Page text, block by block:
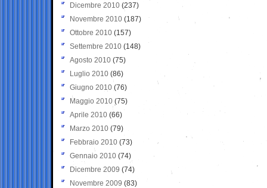
Dicembre 2010 (237)
Novembre 2010 (187)
Ottobre 2010 (157)
Settembre 2010 (148)
Agosto 2010 (75)
Luglio 2010 (86)
Giugno 2010 (76)
Maggio 2010 (75)
Aprile 2010 (66)
Marzo 2010 (79)
Febbraio 2010 (73)
Gennaio 2010 (74)
Dicembre 2009 (74)
Novembre 2009 (83)